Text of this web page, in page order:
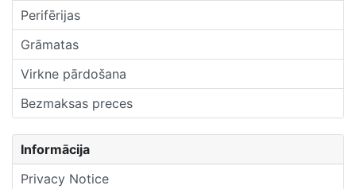
Perifērijas
Grāmatas
Virkne pārdošana
Bezmaksas preces
Informācija
Privacy Notice